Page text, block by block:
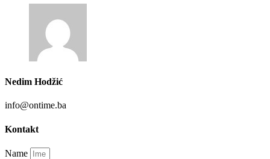
Nedim Hodžić
info@ontime.ba
Kontakt
Name